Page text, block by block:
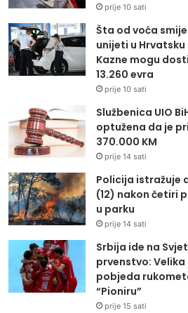
prije 10 sati
Šta od voća
unijeti u Hrvatsku
Kazne mogu
13.260 evra
prije 10 sati
Službenica UIO
optužena da je
370.000 KM
prije 14 sati
Policija istražuje
(12) nakon četiri
u parku
prije 14 sati
Srbija ide na
prvenstvo: Velika
pobjeda
“Pioniru”
prije 15 sati